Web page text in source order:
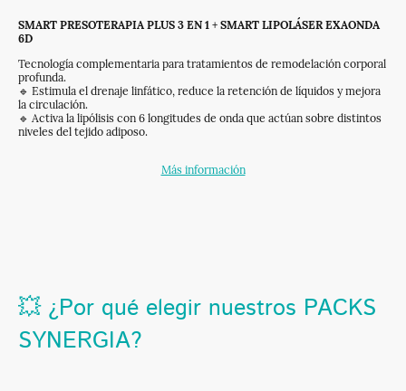
SMART PRESOTERAPIA PLUS 3 EN 1 + SMART LIPOLÁSER EXAONDA
6D
Tecnología complementaria para tratamientos de remodelación corporal
profunda.
🔹 Estimula el drenaje linfático, reduce la retención de líquidos y mejora
la circulación.
🔹 Activa la lipólisis con 6 longitudes de onda que actúan sobre distintos
niveles del tejido adiposo.
Más información
💥 ¿Por qué elegir nuestros PACKS
SYNERGIA?